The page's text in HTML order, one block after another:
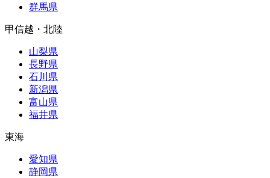
群馬県
甲信越・北陸
山梨県
長野県
石川県
新潟県
富山県
福井県
東海
愛知県
静岡県